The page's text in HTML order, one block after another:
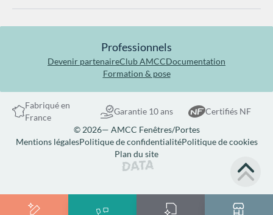
Professionnels
Devenir partenaireClub AMCCDocumentation
Formation & pose
Fabriqué en
France
Garantie 10 ans
Certifiés NF
© 2026— AMCC Fenêtres/Portes
Mentions légalesPolitique de confidentialitéPolitique de cookies
Plan du site
Site réalisé par Data Projekt